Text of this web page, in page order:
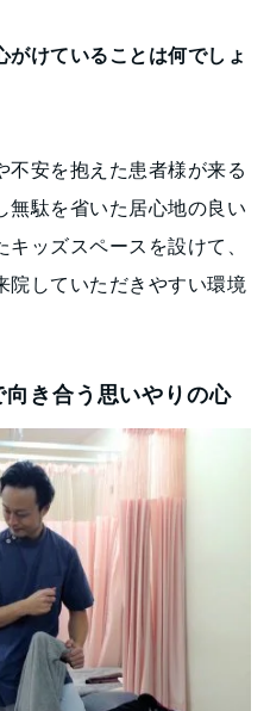
けていることは何でしょ
不安を抱えた患者様が来る
無駄を省いた居心地の良い
ッズスペースを設けて、
院していただきやすい環境
き合う思いやりの心